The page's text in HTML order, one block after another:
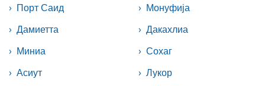
Порт Саид
Монуфија
Дамиетта
Дакахлиа
Миниа
Сохаг
Асиут
Лукор